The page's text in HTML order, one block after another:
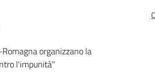
organizzano la
l'impunità"